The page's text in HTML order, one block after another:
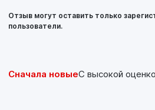
Отзыв могут оставить только
пользователи.
Сначала новыеС высокой